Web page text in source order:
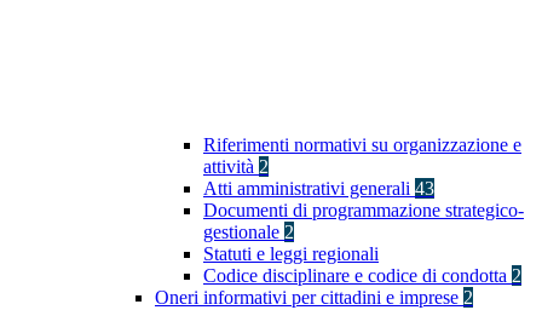
Riferimenti normativi su organizzazione e
attività 2
Atti amministrativi generali 43
Documenti di programmazione strategico-
gestionale 2
Statuti e leggi regionali
Codice disciplinare e codice di condotta 2
Oneri informativi per cittadini e imprese 2